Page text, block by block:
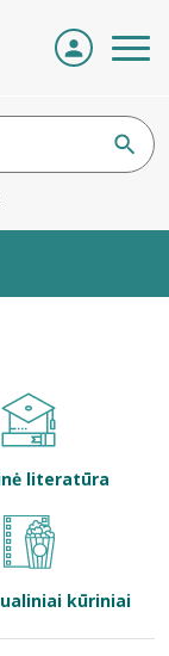
literatūra
kūriniai